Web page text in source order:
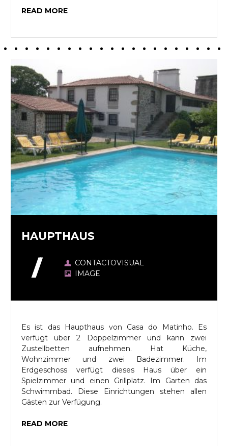
READ MORE
HAUPTHAUS
CONTACTOVISUAL
IMAGE
Es ist das Haupthaus von Casa do Matinho. Es
verfügt über 2 Doppelzimmer und kann zwei
Zustellbetten aufnehmen. Hat Küche,
Wohnzimmer und zwei Badezimmer. Im
Erdgeschoss verfügt dieses Haus über ein
Spielzimmer und einen Grillplatz. Im Garten das
Schwimmbad. Diese Einrichtungen stehen allen
Gästen zur Verfügung.
READ MORE